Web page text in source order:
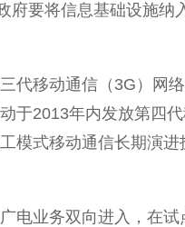
府要将信息基础设施纳
代移动通信（3G）网
于2013年内发放第四
模式移动通信长期演
电业务双向进入，在